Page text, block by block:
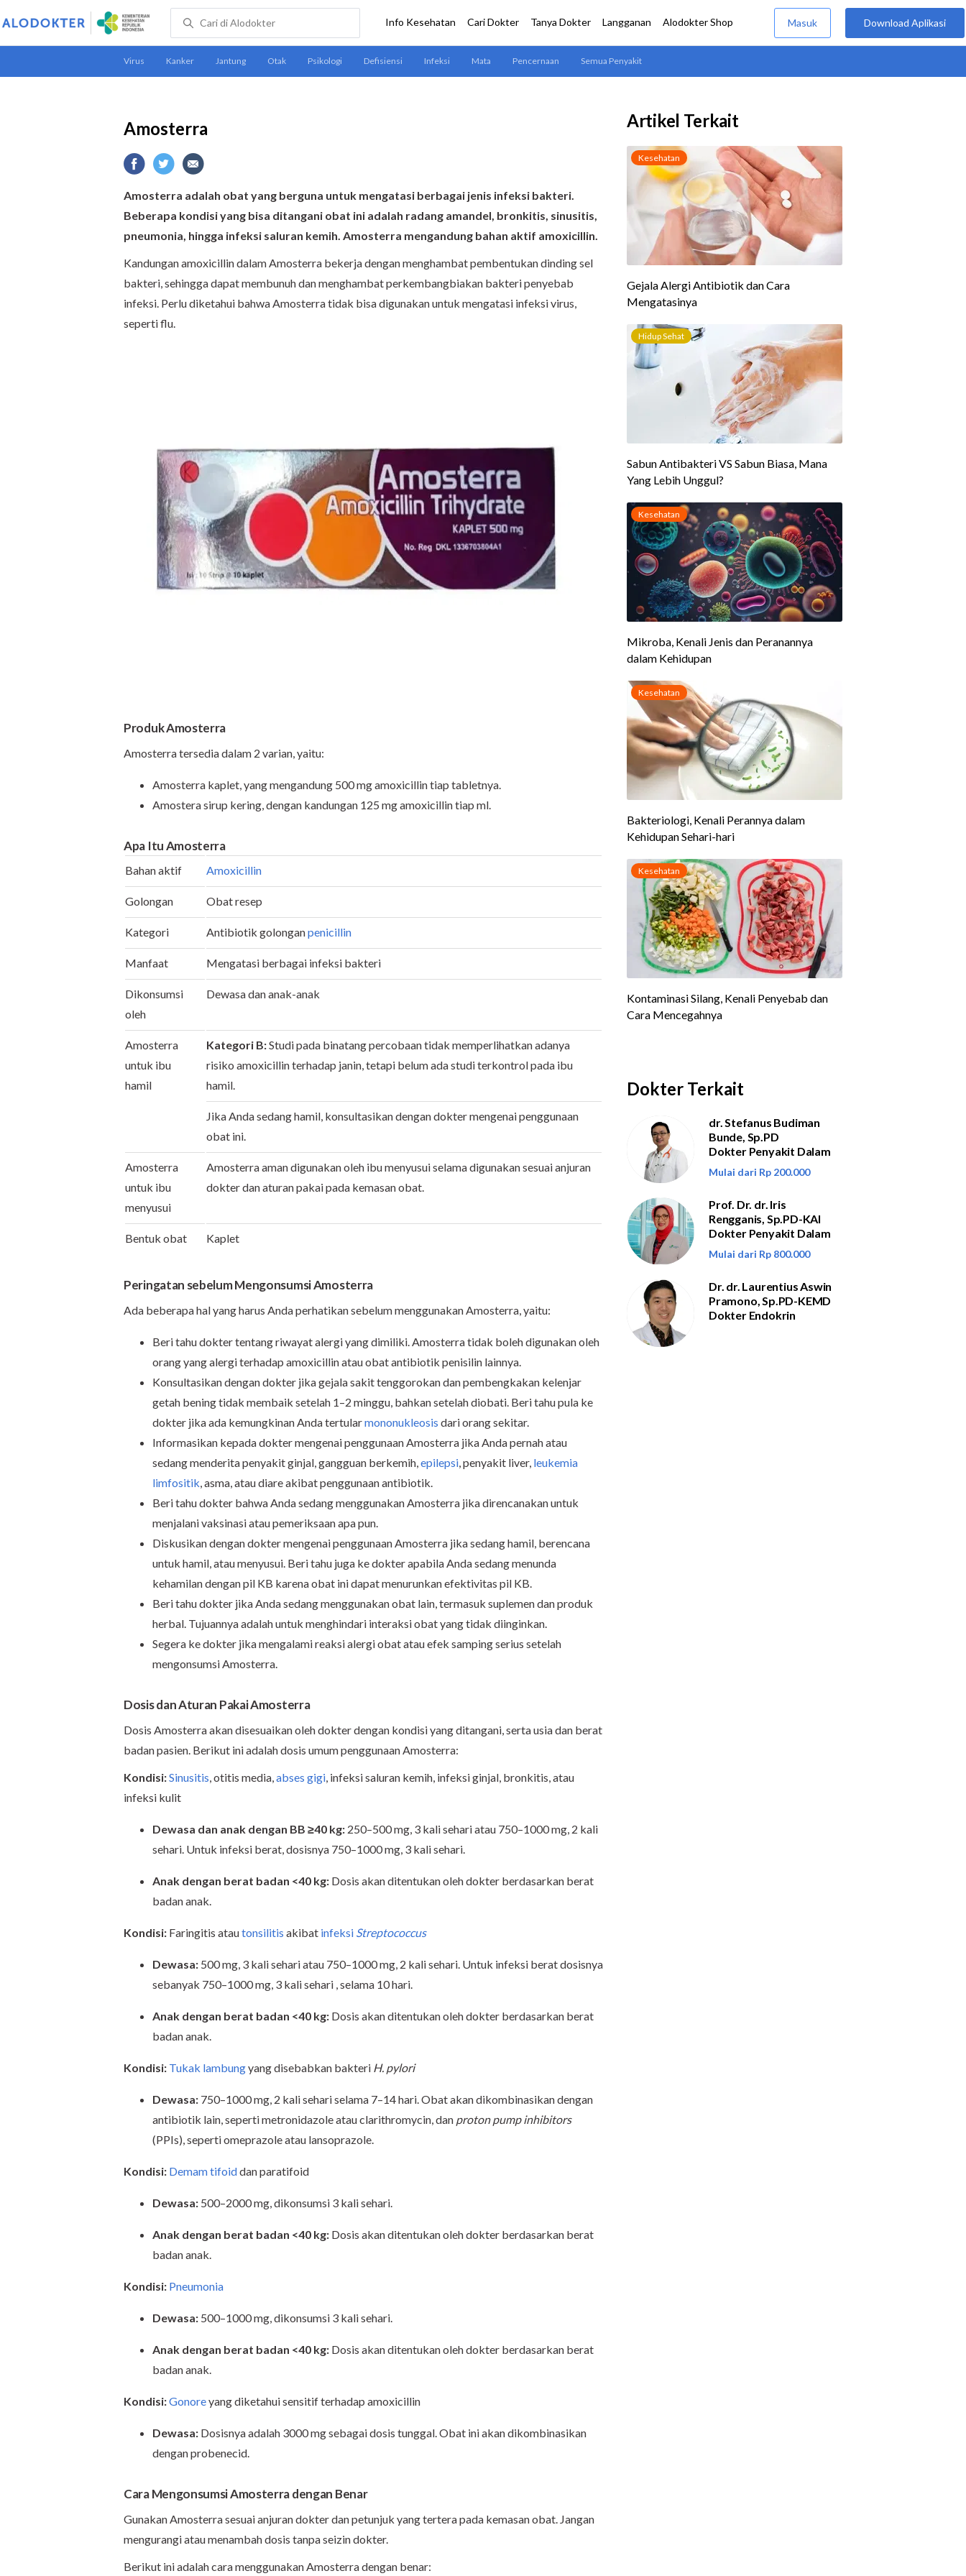
Amosterra
Amosterra adalah obat yang berguna untuk mengatasi berbagai jenis infeksi bakteri.
Beberapa kondisi yang bisa ditangani obat ini adalah radang amandel, bronkitis, sinusitis,
pneumonia, hingga infeksi saluran kemih. Amosterra mengandung bahan aktif amoxicillin.
Kandungan amoxicillin dalam Amosterra bekerja dengan menghambat pembentukan dinding sel
bakteri, sehingga dapat membunuh dan menghambat perkembangbiakan bakteri penyebab
infeksi. Perlu diketahui bahwa Amosterra tidak bisa digunakan untuk mengatasi infeksi virus,
seperti flu.
Produk Amosterra
Amosterra tersedia dalam 2 varian, yaitu:
Amosterra kaplet, yang mengandung 500 mg amoxicillin tiap tabletnya.
Amostera sirup kering, dengan kandungan 125 mg amoxicillin tiap ml.
Apa Itu Amosterra
Bahan aktif Amoxicillin
Golongan Obat resep
Kategori Antibiotik golonganpenicillin
Manfaat Mengatasi berbagai infeksi bakteri
Dikonsumsi
oleh
Dewasa dan anak-anak
Amosterra
untuk ibu
hamil
Kategori B:Studi pada binatang percobaan tidak memperlihatkan adanya
risiko amoxicillin terhadap janin, tetapi belum ada studi terkontrol pada ibu
hamil.
Jika Anda sedang hamil, konsultasikan dengan dokter mengenai penggunaan
obat ini.
Amosterra
untuk ibu
menyusui
Amosterra aman digunakan oleh ibu menyusui selama digunakan sesuai anjuran
dokter dan aturan pakai pada kemasan obat.
Bentuk obat Kaplet
Peringatan sebelum Mengonsumsi Amosterra
Ada beberapa hal yang harus Anda perhatikan sebelum menggunakan Amosterra, yaitu:
Beri tahu dokter tentang riwayat alergi yang dimiliki. Amosterra tidak boleh digunakan oleh
orang yang alergi terhadap amoxicillin atau obat antibiotik penisilin lainnya.
Konsultasikan dengan dokter jika gejala sakit tenggorokan dan pembengkakan kelenjar
getah bening tidak membaik setelah 1–2 minggu, bahkan setelah diobati. Beri tahu pula ke
dokter jika ada kemungkinan Anda tertularmononukleosis dari orang sekitar.
Informasikan kepada dokter mengenai penggunaan Amosterra jika Anda pernah atau
sedang menderita penyakit ginjal, gangguan berkemih,epilepsi, penyakit liver, leukemia
limfositik, asma, atau diare akibat penggunaan antibiotik.
Beri tahu dokter bahwa Anda sedang menggunakan Amosterra jika direncanakan untuk
menjalani vaksinasi atau pemeriksaan apa pun.
Diskusikan dengan dokter mengenai penggunaan Amosterra jika sedang hamil, berencana
untuk hamil, atau menyusui. Beri tahu juga ke dokter apabila Anda sedang menunda
kehamilan dengan pil KB karena obat ini dapat menurunkan efektivitas pil KB.
Beri tahu dokter jika Anda sedang menggunakan obat lain, termasuk suplemen dan produk
herbal. Tujuannya adalah untuk menghindari interaksi obat yang tidak diinginkan.
Segera ke dokter jika mengalami reaksi alergi obat atau efek samping serius setelah
mengonsumsi Amosterra.
Dosis dan Aturan Pakai Amosterra
Dosis Amosterra akan disesuaikan oleh dokter dengan kondisi yang ditangani, serta usia dan berat
badan pasien. Berikut ini adalah dosis umum penggunaan Amosterra:
Kondisi:Sinusitis, otitis media,abses gigi, infeksi saluran kemih, infeksi ginjal, bronkitis, atau
infeksi kulit
Dewasa dan anak dengan BB ≥40 kg: 250–500 mg, 3 kali sehari atau 750–1000 mg, 2 kali
sehari. Untuk infeksi berat, dosisnya 750–1000 mg, 3 kali sehari.
Anak dengan berat badan <40 kg: Dosis akan ditentukan oleh dokter berdasarkan berat
badan anak.
Kondisi: Faringitis atautonsilitis akibat infeksi Streptococcus
Dewasa: 500 mg, 3 kali sehari atau 750–1000 mg, 2 kali sehari. Untuk infeksi berat dosisnya
sebanyak 750–1000 mg, 3 kali sehari , selama 10 hari.
Anak dengan berat badan <40 kg: Dosis akan ditentukan oleh dokter berdasarkan berat
badan anak.
Kondisi: Tukak lambungyang disebabkan bakteri H. pylori
Dewasa: 750–1000 mg, 2 kali sehari selama 7–14 hari. Obat akan dikombinasikan dengan
antibiotik lain, seperti metronidazole atau clarithromycin, dan proton pump inhibitors
(PPIs), seperti omeprazole atau lansoprazole.
Kondisi: Demam tifoiddan paratifoid
Dewasa: 500–2000 mg, dikonsumsi 3 kali sehari.
Anak dengan berat badan <40 kg: Dosis akan ditentukan oleh dokter berdasarkan berat
badan anak.
Kondisi: Pneumonia
Dewasa: 500–1000 mg, dikonsumsi 3 kali sehari.
Anak dengan berat badan <40 kg: Dosis akan ditentukan oleh dokter berdasarkan berat
badan anak.
Kondisi:Gonoreyang diketahui sensitif terhadap amoxicillin
Dewasa: Dosisnya adalah 3000 mg sebagai dosis tunggal. Obat ini akan dikombinasikan
dengan probenecid.
Cara Mengonsumsi Amosterra dengan Benar
Gunakan Amosterra sesuai anjuran dokter dan petunjuk yang tertera pada kemasan obat. Jangan
mengurangi atau menambah dosis tanpa seizin dokter.
Berikut ini adalah cara menggunakan Amosterra dengan benar:
Artikel Terkait
Dokter Terkait